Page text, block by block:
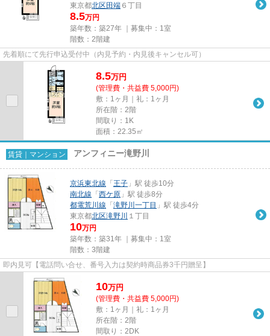
東京都北区 田端 ６丁目
8.5万円
築年数：築27年 ｜募集中： 1室
階数：2階建
先着順にて先行申込受付中（内見予約・内見後キャンセル可）
8.5万円
(管理費・共益費 5,000円)
敷：1ヶ月｜礼：1ヶ月
所在階：2階
間取り：1K
面積：22.35㎡
賃貸｜マンション アンフィニー滝野川
京浜東北線 「 王子 」駅 徒歩10分
南北線 「 西ケ原 」駅 徒歩8分
都電荒川線 「 滝野川一丁目 」駅 徒歩4分
東京都北区滝野川 １丁目
10万円
築年数：築31年 ｜募集中： 1室
階数：3階建
即内見可【電話問い合せ、番号入力は契約時商品券3千円贈呈】
10万円
(管理費・共益費 5,000円)
敷：1ヶ月｜礼：1ヶ月
所在階：2階
間取り：2DK